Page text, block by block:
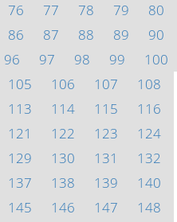
76 77 78 79
80
86 87 88 89
90
96 97 98 99
100
105 106 107
108
113 114 115
116
121 122 123
124
129 130 131
132
137 138 139
140
145 146 147
148